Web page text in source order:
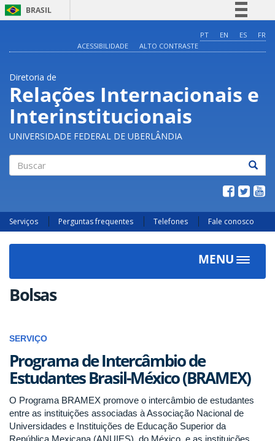
BRASIL
Comunica BR
Acesso à informação
Legislação
Canais
PT EN ES
FR
ACESSIBILIDADE
ALTO CONTRASTE
Diretoria de
Relações Internacionais e
Interinstitucionais
UNIVERSIDADE FEDERAL DE UBERLÂNDIA
Serviços Perguntas frequentes Telefones Fale conosco
MENU
Toggle
Bolsas
SERVIÇO
Programa de Intercâmbio de
Estudantes Brasil-México (BRAMEX)
O Programa BRAMEX promove o intercâmbio de estudantes
entre as instituições associadas à Associação Nacional de
Universidades e Instituições de Educação Superior da
República Mexicana (ANUIES), do México, e as instituições